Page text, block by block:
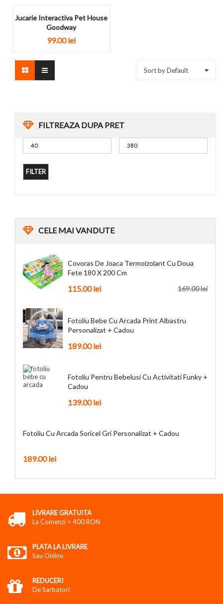
FILTREAZA DUPA PRET
FILTER
CELEMAI VANDUTE
Covoras De Joaca Termoizolant Cu Doua
Fete 180 X 200 Cm
169.00lei
115.00lei
Fotoliu Bebe Cu Arcada Print Albastru
Personalizat + Cadou
189.00lei
Fotoliu Pentru Bebelusi Cu Activitati Funky +
Cadou
139.00lei
Fotoliu Cu Arcada Soricel Gri Personalizat + Cadou
189.00lei
Jucarie Interactiva Pet House
Goodway
99.00lei
Sort by Default
LIVRARE GRATUITA
La Comenzi > 400 RON
PLATA LA LIVRARE
Sau Online
REDUCERI
De Sarbatori